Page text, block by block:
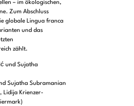
– im ökologischen,
Zum Abschluss
globale Lingua franca
und das
zählt.
und Sujatha
Sujatha Subramanian
Lidija Krienzer-